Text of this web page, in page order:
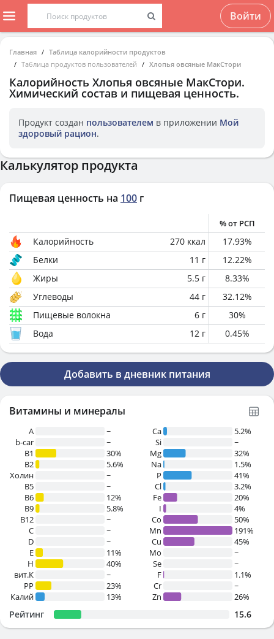
Войти
Главная
Таблица калорийности продуктов
Таблица продуктов пользователей
Хлопья овсяные МакСтори
Калорийность Хлопья овсяные МакСтори.
Химический состав и пищевая ценность.
Продукт создан пользователем в приложении Мой
здоровый рацион.
Калькулятор продукта
Пищевая ценность на 100 г
% от РСП
Калорийность 270 ккал 17.93%
Белки
11 г 12.22%
Жиры
5.5 г 8.33%
Углеводы
44 г 32.12%
Пищевые волокна
6 г 30%
Вода
12 г 0.45%
Добавить в дневник питания
Витамины и минералы
A
~
b-car
~
В1
30%
B2
5.6%
Холин
~
B5
~
B6
12%
B9
5.8%
B12
~
C
~
D
~
E
11%
H
40%
вит.К
~
PP
23%
Калий
13%
Ca
5.2%
Si
~
Mg
32%
Na
1.5%
P
41%
Cl
3.2%
Fe
20%
I
4%
Co
50%
Mn
191%
Cu
45%
Mo
~
Se
~
F
1.1%
Cr
~
Zn
26%
Рейтинг 15.6